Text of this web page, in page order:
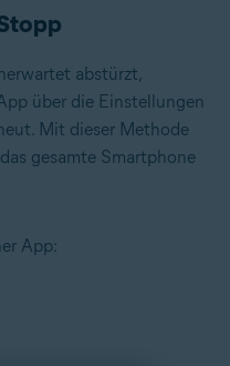
abstürzt,
über die Einstellungen
Mit dieser Methode
gesamte Smartphone
App: